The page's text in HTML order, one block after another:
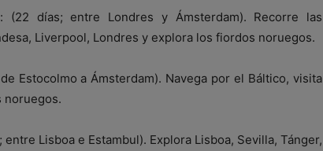
: (22 días; entre Londres y Ámsterdam). Recorre las
Liverpool, Londres y explora los fiordos noruegos.
Estocolmo a Ámsterdam). Navega por el Báltico, visita
noruegos.
entre Lisboa e Estambul). Explora Lisboa, Sevilla, Tánger,